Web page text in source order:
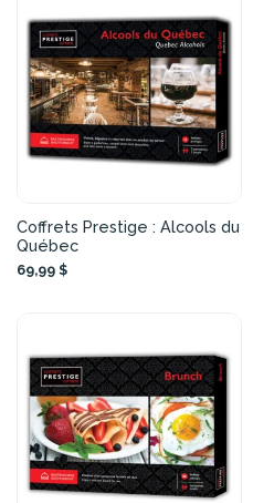
Coffrets Prestige : Alcools du
Québec
69,99 $